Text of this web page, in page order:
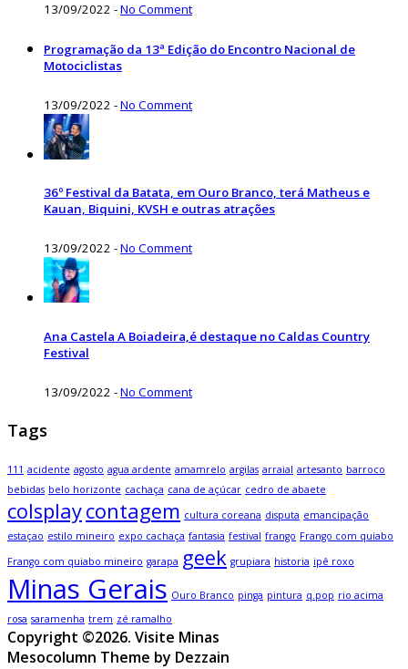
13/09/2022 -No Comment
Programação da 13ª Edição do Encontro Nacional de
Motociclistas
13/09/2022 -No Comment
36º Festival da Batata, em Ouro Branco, terá Matheus e
Kauan, Biquini, KVSH e outras atrações
13/09/2022 -No Comment
Ana Castela A Boiadeira,é destaque no Caldas Country
Festival
13/09/2022 -No Comment
Tags
111 acidente agosto agua ardente amamrelo argilas arraial artesanto barroco
bebidas belo horizonte cachaça cana de açúcar cedro de abaete
colsplaycontagem cultura coreana disputa emancipação
estaçao estilo mineiro expo cachaça fantasia festival frango Frango com quiabo
Frango com quiabo mineiro garapa geek grupiara historia ipê roxo
Minas Gerais Ouro Branco pinga pintura q.pop rio acima
rosa saramenha trem zé ramalho
Copyright ©2026. Visite Minas
Mesocolumn Theme by Dezzain